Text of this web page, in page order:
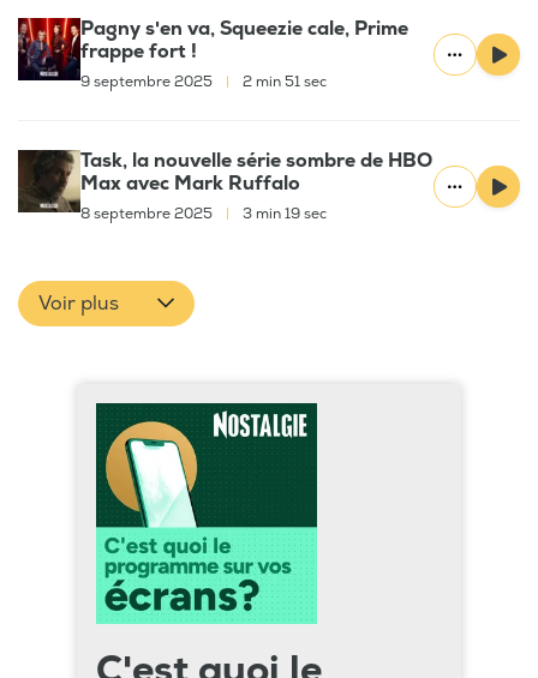
Pagny s'en va, Squeezie cale, Prime
frappe fort !
9 septembre 2025 2 min 51 sec
Task, la nouvelle série sombre de HBO
Max avec Mark Ruffalo
8 septembre 2025 3 min 19 sec
Voir plus